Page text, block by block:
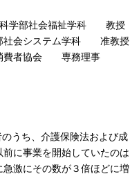
学部社会福祉学科 教授
会システム学科 准教授
者協会 専務理事
うち、介護保険法および成
に事業を開始していたのは
激にその数が３倍ほどに増